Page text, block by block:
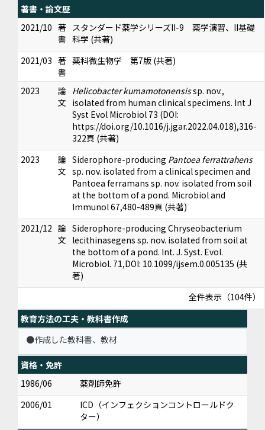
著書・論文歴
2021/10 著
書
スタンダード薬学シリーズII-9 薬学演習、II基礎
科学 (共著)
2021/03 著
書
薬科微生物学 第7版 (共著)
2023
論
文
Helicobacter kumamotonensissp. nov.,
isolated from human clinical specimens. Int J
Syst Evol Microbiol 73 (DOI:
https://doi.org/10.1016/j.jgar.2022.04.018),316-
322頁 (共著)
2023
論
文
Siderophore-producing Pantoea ferrattrahens
sp. nov. isolated from a clinical specimen and
Pantoea ferramans sp. nov. isolated from soil
at the bottom of a pond. Microbiol and
Immunol 67,480-489頁 (共著)
2021/12 論
文
Siderophore-producing Chryseobacterium
lecithinasegens sp. nov. isolated from soil at
the bottom of a pond. Int. J. Syst. Evol.
Microbiol. 71,DOI: 10.1099/ijsem.0.005135 (共
著)
全件表示（104件）
教育方法の工夫・教科書作成
●作成した教科書、教材
資格・免許
1986/06
薬剤師免許
2006/01
ICD（インフェクションコントロールドク
ター）